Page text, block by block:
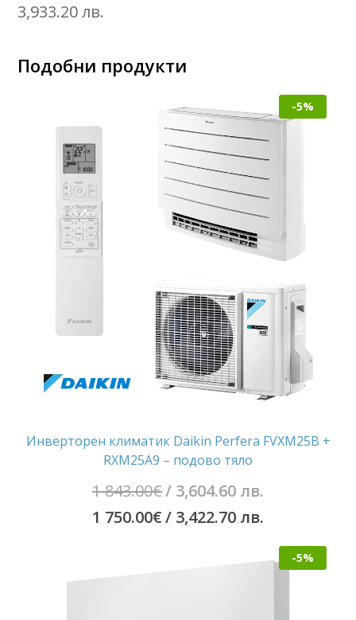
3,933.20 лв.
Подобни продукти
-5%
Инверторен климатик Daikin Perfera FVXM25B +
RXM25A9 – подово тяло
1 843.00€/ 3,604.60 лв.
was:
1 750.00€/ 3,422.70 лв.
цена
е:
-5%